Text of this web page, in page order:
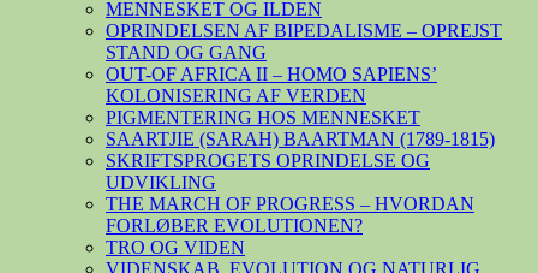
MENNESKET OG ILDEN
OPRINDELSEN AF BIPEDALISME – OPREJST
STAND OG GANG
OUT-OF AFRICA II – HOMO SAPIENS’
KOLONISERING AF VERDEN
PIGMENTERING HOS MENNESKET
SAARTJIE (SARAH) BAARTMAN (1789-1815)
SKRIFTSPROGETS OPRINDELSE OG
UDVIKLING
THE MARCH OF PROGRESS – HVORDAN
FORLØBER EVOLUTIONEN?
TRO OG VIDEN
VIDENSKAB, EVOLUTION OG NATURLIG